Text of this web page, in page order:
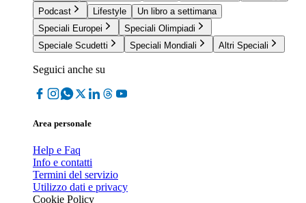
Podcast
Lifestyle
Un libro a settimana
Speciali Europei
Speciali Olimpiadi
Speciale Scudetti
Speciali Mondiali Altri Speciali
Seguici anche su
Area personale
Help e Faq
Info e contatti
Termini del servizio
Utilizzo dati e privacy
Cookie Policy